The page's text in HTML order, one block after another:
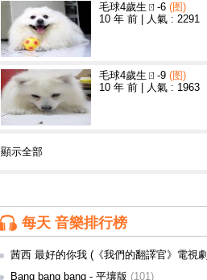
毛球4歲生ㄖ-6 (图)
10 年 前
人氣 : 2291
毛球4歲生ㄖ-9 (图)
10 年 前
人氣 : 1963
顯示全部
每天 音樂排行榜
茜西 最好的你我 (《我們的翻譯官》電視劇
插曲)
(114)
Bang bang bang - 平壤版 (101)